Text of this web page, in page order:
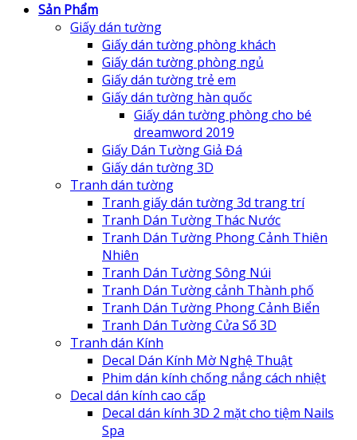
Sản Phẩm
Giấy dán tường
Giấy dán tường phòng khách
Giấy dán tường phòng ngủ
Giấy dán tường trẻ em
Giấy dán tường hàn quốc
Giấy dán tường phòng cho bé
dreamword 2019
Giấy Dán Tường Giả Đá
Giấy dán tường 3D
Tranh dán tường
Tranh giấy dán tường 3d trang trí
Tranh Dán Tường Thác Nước
Tranh Dán Tường Phong Cảnh Thiên
Nhiên
Tranh Dán Tường Sông Núi
Tranh Dán Tường cảnh Thành phố
Tranh Dán Tường Phong Cảnh Biển
Tranh Dán Tường Cửa Sổ 3D
Tranh dán Kính
Decal Dán Kính Mờ Nghệ Thuật
Phim dán kính chống nắng cách nhiệt
Decal dán kính cao cấp
Decal dán kính 3D 2 mặt cho tiệm Nails
Spa